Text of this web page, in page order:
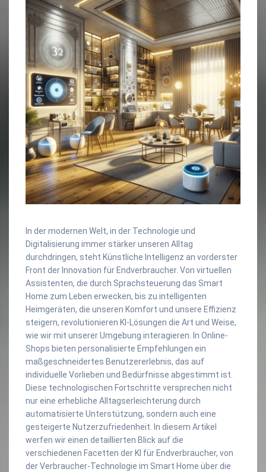
In der modernen Welt, in der Technologie und
Digitalisierung immer stärker unseren Alltag
durchdringen, steht Künstliche Intelligenz an vorderster
Front der Innovation für Endverbraucher. Von virtuellen
Assistenten, die durch Sprachsteuerung das Smart
Home zum Leben erwecken, bis zu intelligenten
Heimgeräten, die unseren Komfort und unsere Effizienz
steigern, revolutionieren KI-Lösungen die Art und Weise,
wie wir mit unserer Umgebung interagieren. In Online-
Shops bieten personalisierte Empfehlungen ein
maßgeschneidertes Benutzererlebnis, das auf
individuelle Vorlieben und Bedürfnisse abgestimmt ist.
Diese technologischen Fortschritte versprechen nicht
nur eine erhebliche Alltagserleichterung durch
automatisierte Unterstützung, sondern auch eine
gesteigerte Nutzerzufriedenheit. In diesem Artikel
werfen wir einen detaillierten Blick auf die
verschiedenen Facetten der KI für Endverbraucher, von
der Verbraucher-Technologie im Smart Home über die